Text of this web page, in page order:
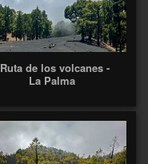
Ruta de los volcanes -
La Palma